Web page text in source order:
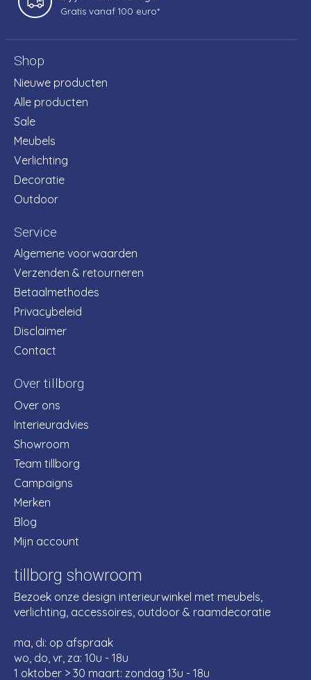
Gratis vanaf 100 euro*
Shop
Nieuwe producten
Alle producten
Sale
Meubels
Verlichting
Decoratie
Outdoor
Service
Algemene voorwaarden
Verzenden & retourneren
Betaalmethodes
Privacybeleid
Disclaimer
Contact
Over tillborg
Over ons
Interieuradvies
Showroom
Team tillborg
Campaigns
Merken
Blog
Mijn account
tillborg showroom
Bezoek onze design interieurwinkel met meubels,
verlichting, accessoires, outdoor & raamdecoratie
ma, di: op afspraak
wo, do, vr, za: 10u - 18u
1 oktober > 30 maart: zondag 13u - 18u